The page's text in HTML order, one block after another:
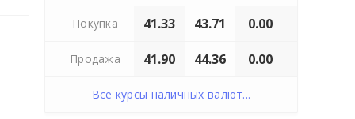
Покупка 41.33 43.71 0.00
Продажа 41.90 44.36 0.00
Все курсы наличных валют...